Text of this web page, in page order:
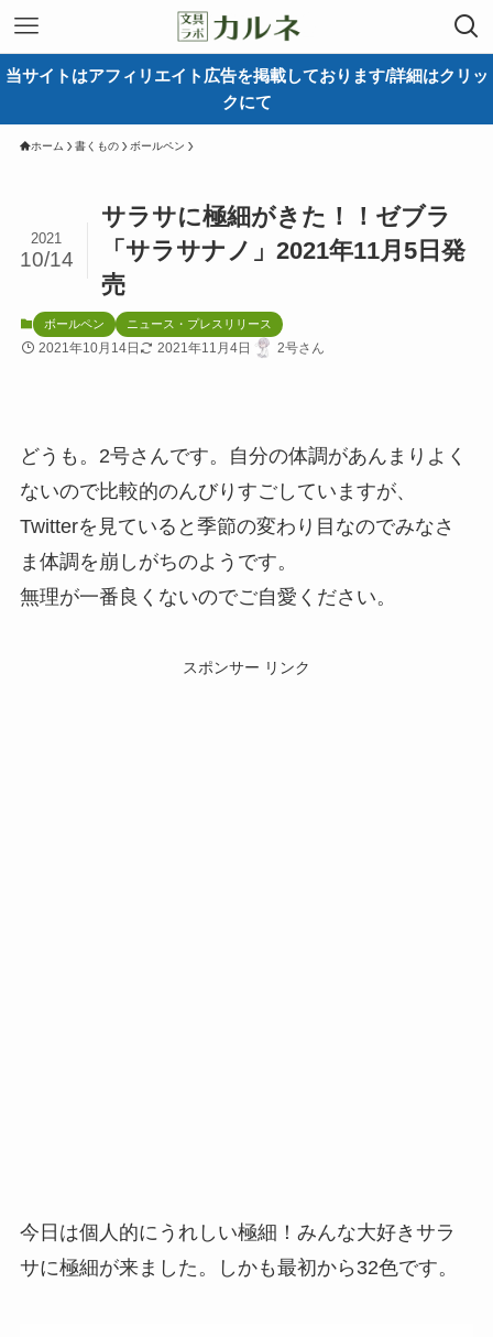
当サイトはアフィリエイト広告を掲載しております/詳細はクリッ
クにて
ホーム 書くもの ボールペン
サラサに極細がきた！！ゼブラ
「サラサナノ」2021年11月5日発
売
2021
10/14
ボールペン ニュース・プレスリリース
2021年10月14日 2021年11月4日 2号さん
どうも。2号さんです。自分の体調があんまりよく
ないので比較的のんびりすごしていますが、
Twitterを見ていると季節の変わり目なのでみなさ
ま体調を崩しがちのようです。
無理が一番良くないのでご自愛ください。
スポンサー リンク
今日は個人的にうれしい極細！みんな大好きサラ
サに極細が来ました。しかも最初から32色です。